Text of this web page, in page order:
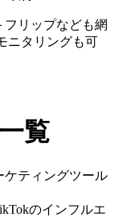
リップなども網
ニタリングも可
覧
ケティングツール
のインフルエ